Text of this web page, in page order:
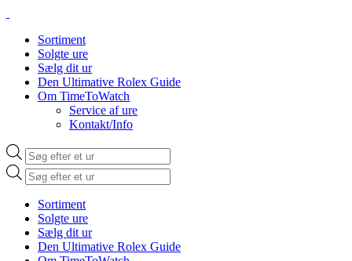
Sortiment
Solgte ure
Sælg dit ur
Den Ultimative Rolex Guide
Om TimeToWatch
Service af ure
Kontakt/Info
Products
search
Products
search
Sortiment
Solgte ure
Sælg dit ur
Den Ultimative Rolex Guide